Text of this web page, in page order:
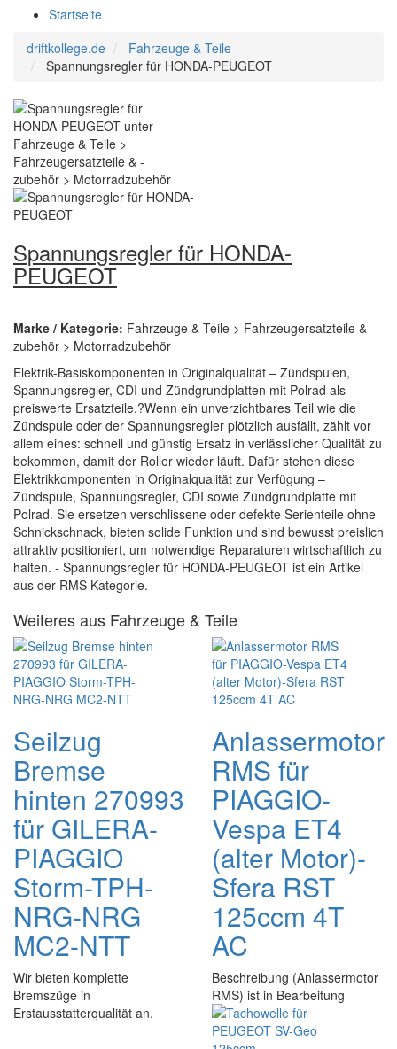
Startseite
driftkollege.de
Fahrzeuge & Teile
Spannungsregler für HONDA-PEUGEOT
Spannungsregler für HONDA-
PEUGEOT
Marke / Kategorie: Fahrzeuge & Teile > Fahrzeugersatzteile & -
zubehör > Motorradzubehör
Elektrik-Basiskomponenten in Originalqualität – Zündspulen,
Spannungsregler, CDI und Zündgrundplatten mit Polrad als
preiswerte Ersatzteile.?Wenn ein unverzichtbares Teil wie die
Zündspule oder der Spannungsregler plötzlich ausfällt, zählt vor
allem eines: schnell und günstig Ersatz in verlässlicher Qualität zu
bekommen, damit der Roller wieder läuft. Dafür stehen diese
Elektrikkomponenten in Originalqualität zur Verfügung –
Zündspule, Spannungsregler, CDI sowie Zündgrundplatte mit
Polrad. Sie ersetzen verschlissene oder defekte Serienteile ohne
Schnickschnack, bieten solide Funktion und sind bewusst preislich
attraktiv positioniert, um notwendige Reparaturen wirtschaftlich zu
halten. - Spannungsregler für HONDA-PEUGEOT ist ein Artikel
aus der RMS Kategorie.
Weiteres aus Fahrzeuge & Teile
Seilzug
Bremse
hinten 270993
für GILERA-
PIAGGIO
Storm-TPH-
NRG-NRG
MC2-NTT
Wir bieten komplette
Bremszüge in
Erstausstatterqualität an.
Anlassermotor
RMS für
PIAGGIO-
Vespa ET4
(alter Motor)-
Sfera RST
125ccm 4T
AC
Beschreibung (Anlassermotor
RMS) ist in Bearbeitung